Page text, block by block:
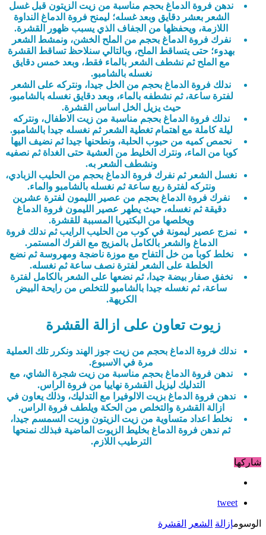
ندهن فروة الدماغ بحجم مناسبة من زيت الزيتون قبل غسل
الشعر بعشر دقايق وبعد غسله؛ ليمنح فروة الدماغ النداوة
اللازمة، ويحفظها من الجفاف الذي يسبب ظهور القشرة.
نفرك فروة الدماغ بحجم من الملح الخشن، ونمشط الشعر
بهدوء؛ حتى يتساقط الملح، وبالتالي سنلاحظ تساقط القشرة
مع الملح ثم نشطف الشعر بالماء فقط، وبعد خمس دقايق
نغسله بالشامبو.
ندلك فروة الدماغ بحجم من الخل جيدا، ونتركه على الشعر
لفترة ساعة، ثم نشطفه بالماء، وبعد دقايق نغسله بالشامبو،
حيث يزيل الخل اساس القشرة.
ندلك فروة الدماغ بحجم مناسبة من زيت الاطفال، ونتركه
ليلة كاملة مع اهتمام تغطية الشعر ثم نغسله جيدا بالشامبو.
نحمص كميه من حبوب الحلبة، ونطحنها جيدا ثم نضيف اليها
كوبا من الماء، ونترك الخليط من العشية حتى الغداة ثم نصفيه
ونشطف الشعر به.
نغسل الشعر ثم نفرك فروة الدماغ بحجم من الحليب الزبادي،
ونتركه لفترة ربع ساعة ثم نغسله بالشامبو والماء.
نفرك فروة الدماغ بحجم من عصير الليمون لفترة عشرين
دقيقة ثم نغسله، حيث يطهر عصير الليمون فروة الدماغ
ويخلصها من البكتيريا المسببة للقشرة.
نمزج عصير ليمونة في كوب من الحليب الرايب ثم ندلك فروة
الدماغ والشعر بالكامل بالمزيج مع الفرك المستمر.
نخلط كوبا من خل التفاح مع موزة ناضجة ومهروسة ثم نضع
الخلطة على الشعر لفترة نصف ساعة ثم نغسله.
نخفق صفار بيضة جيدا، ثم نضعها على الشعر بالكامل لفترة
ساعة، ثم نغسله جيدا بالشامبو للتخلص من رايحة البيض
الكريهة.
زيوت تعاون على ازالة القشرة
ندلك فروة الدماغ بحجم من زيت جوز الهند ونكرر تلك العملية
مرة في الاسبوع.
ندهن فروة الدماغ بحجم مناسبة من زيت شجرة الشاي، مع
التدليك ليزيل القشرة نهاييا من فروة الراس.
ندهن فروة الدماغ بزيت الالوفيرا مع التدليك، وذلك يعاون في
ازالة القشرة والتخلص من الحكة ويلطف فروة الراس.
نخلط اعداد متساوية من زيت الزيتون وزيت السمسم جيدا،
ثم ندهن فروة الدماغ بخليط الزيوت الماضية فبذلك نمنحها
الترطيب اللازم.
شاركها
tweet
الوسومإزالة الشعر القشرة